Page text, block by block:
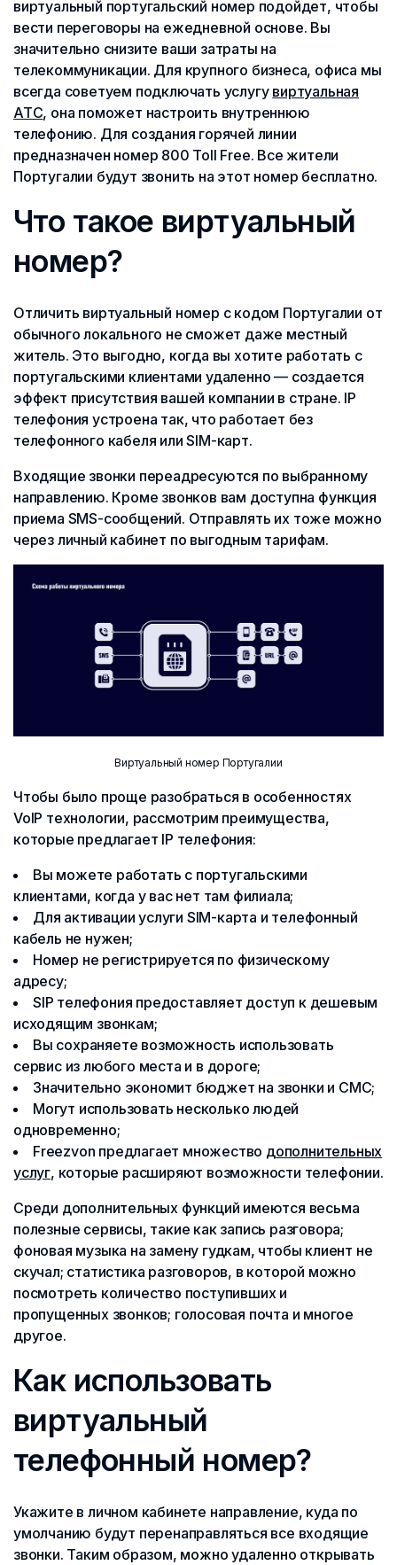
виртуальный португальский номер подойдет, чтобы
вести переговоры на ежедневной основе. Вы
значительно снизите ваши затраты на
телекоммуникации. Для крупного бизнеса, офиса мы
всегда советуем подключать услугу виртуальная
АТС, она поможет настроить внутреннюю
телефонию. Для создания горячей линии
предназначен номер 800 Toll Free. Все жители
Португалии будут звонить на этот номер бесплатно.
Что такое виртуальный
номер?
Отличить виртуальный номер с кодом Португалии от
обычного локального не сможет даже местный
житель. Это выгодно, когда вы хотите работать с
португальскими клиентами удаленно — создается
эффект присутствия вашей компании в стране. IP
телефония устроена так, что работает без
телефонного кабеля или SIM-карт.
Входящие звонки переадресуются по выбранному
направлению. Кроме звонков вам доступна функция
приема SMS-сообщений. Отправлять их тоже можно
через личный кабинет по выгодным тарифам.
Виртуальный номер Португалии
Чтобы было проще разобраться в особенностях
VoIP технологии, рассмотрим преимущества,
которые предлагает IP телефония:
Вы можете работать с португальскими
клиентами, когда у вас нет там филиала;
Для активации услуги SIM-карта и телефонный
кабель не нужен;
Номер не регистрируется по физическому
адресу;
SIP телефония предоставляет доступ к дешевым
исходящим звонкам;
Вы сохраняете возможность использовать
сервис из любого места и в дороге;
Значительно экономит бюджет на звонки и СМС;
Могут использовать несколько людей
одновременно;
Freezvon предлагает множество дополнительных
услуг, которые расширяют возможности телефонии.
Среди дополнительных функций имеются весьма
полезные сервисы, такие как запись разговора;
фоновая музыка на замену гудкам, чтобы клиент не
скучал; статистика разговоров, в которой можно
посмотреть количество поступивших и
пропущенных звонков; голосовая почта и многое
другое.
Как использовать
виртуальный
телефонный номер?
Укажите в личном кабинете направление, куда по
умолчанию будут перенаправляться все входящие
звонки. Таким образом, можно удаленно открывать